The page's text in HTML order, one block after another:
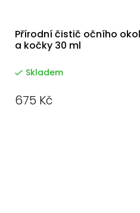
Přírodní čistič očního
a kočky 30 ml
Skladem
675 Kč